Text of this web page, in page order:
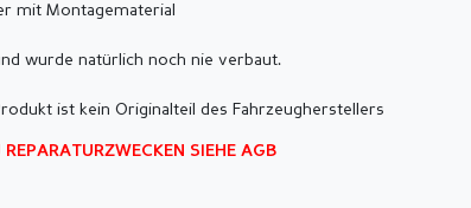
mit Montagematerial
wurde natürlich noch nie verbaut.
ist kein Originalteil des Fahrzeugherstellers
REPARATURZWECKEN SIEHE AGB